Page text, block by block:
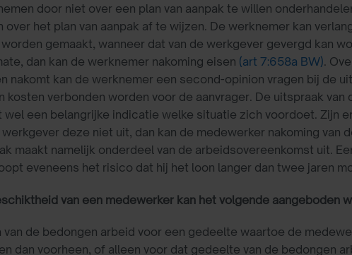
door niet over een plan van aanpak te willen
het plan van aanpak af te wijzen. De werknemer kan
gemaakt, wanneer dat van de werkgever gevergd kan
dan kan de werknemer nakoming eisen (art 7:658a BW).
nakomt kan de werknemer een second-opinion vragen bij de
kosten verbonden worden voor de aanvrager. De uitspraak
een belangrijke indicatie welke situatie zich voordoet. Zijn
deze niet uit, dan kan de medewerker nakoming van
maakt namelijk onderdeel van de arbeidsovereenkomst uit.
eveneens het risico dat hij het loon langer dan twee jaren
van een medewerker kan het volgende aangeboden
de bedongen arbeid voor een gedeelte waartoe de
dan voorheen, of alleen voor dat gedeelte van de bedongen